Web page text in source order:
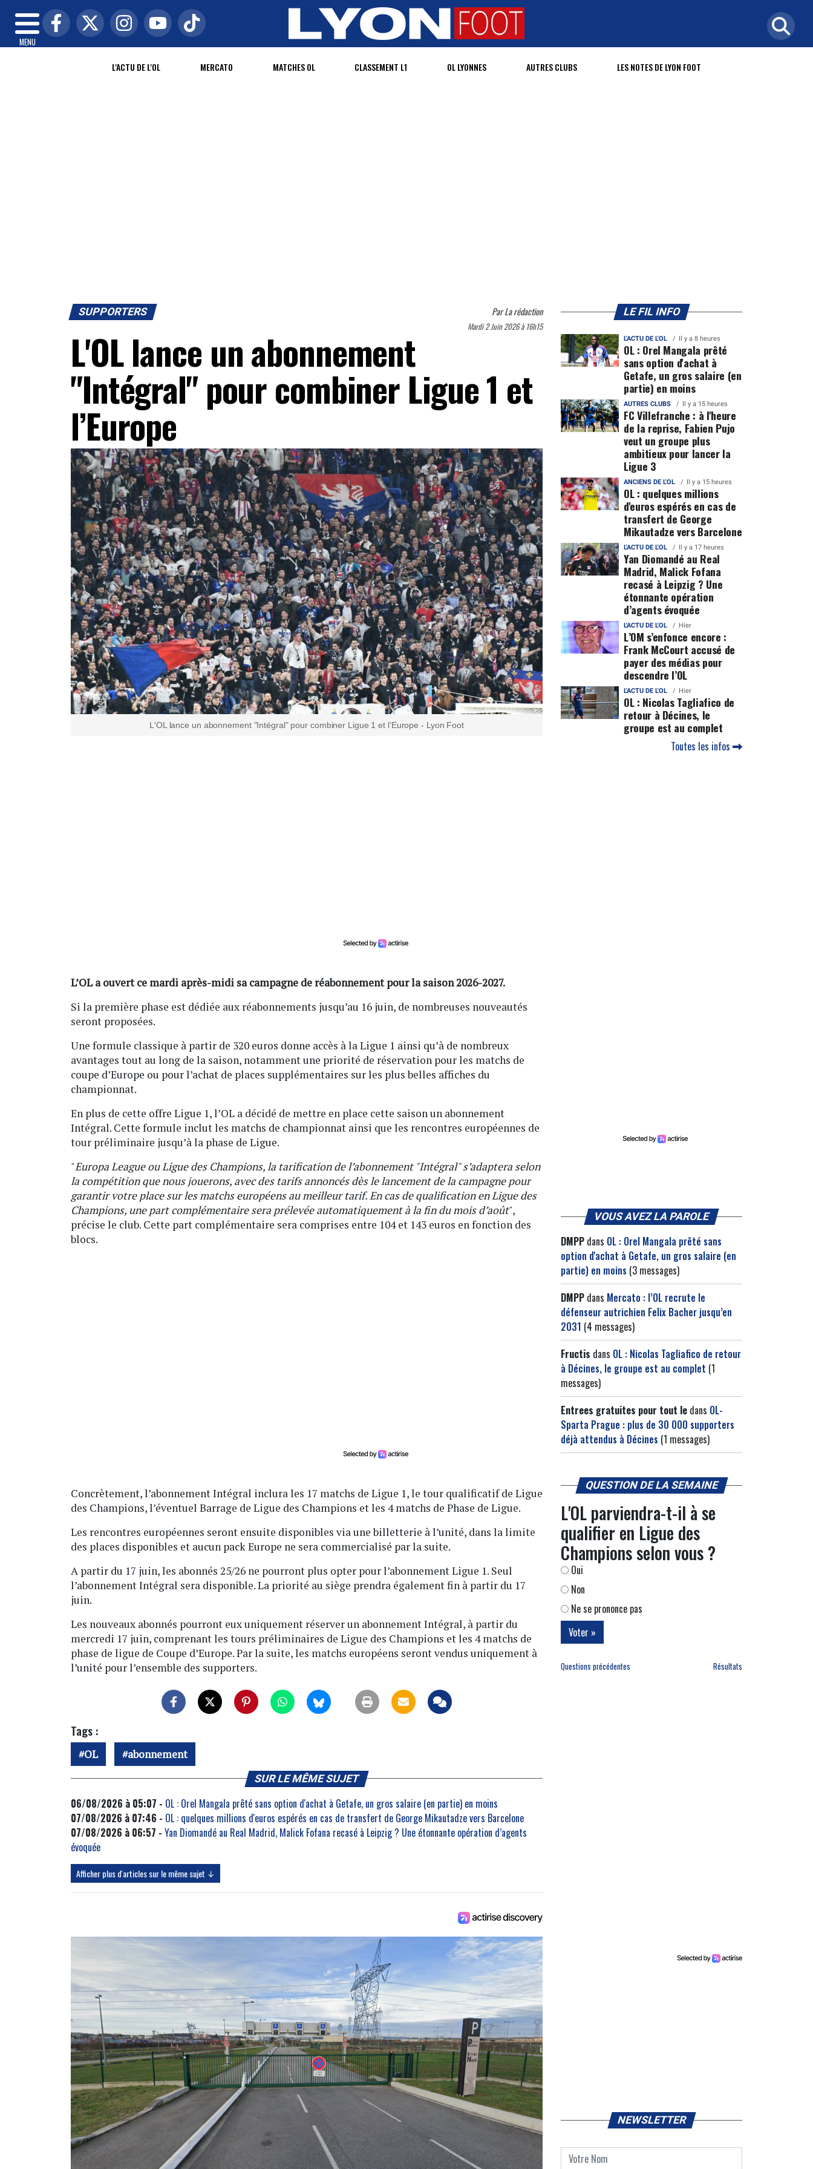
MENU
L'ACTU DE L'OL MERCATO MATCHES OL CLASSEMENT L1 OL LYONNES AUTRES CLUBS LES NOTES DE LYON FOOT
SUPPORTERS ParLa rédaction
Mardi 2 Juin 2026 à 16h15
L'OL lance un abonnement
"Intégral" pour combiner Ligue 1 et
l’Europe
L'OL lance un abonnement "Intégral" pour combiner Ligue 1 et l’Europe - Lyon Foot
L’OL a ouvert ce mardi après-midi sa campagne de réabonnement pour la saison 2026-2027.
Si la première phase est dédiée aux réabonnements jusqu’au 16 juin, de nombreuses nouveautés
seront proposées.
Une formule classique à partir de 320 euros donne accès à la Ligue 1 ainsi qu’à de nombreux
avantages tout au long de la saison, notamment une priorité de réservation pour les matchs de
coupe d’Europe ou pour l’achat de places supplémentaires sur les plus belles affiches du
championnat.
En plus de cette offre Ligue 1, l’OL a décidé de mettre en place cette saison un abonnement
Intégral. Cette formule inclut les matchs de championnat ainsi que les rencontres européennes de
tour préliminaire jusqu’à la phase de Ligue.
"Europa League ou Ligue des Champions, la tarification de l’abonnement "Intégral" s’adaptera selon
la compétition que nous jouerons, avec des tarifs annoncés dès le lancement de la campagne pour
garantir votre place sur les matchs européens au meilleur tarif. En cas de qualification en Ligue des
Champions, une part complémentaire sera prélevée automatiquement à la fin du mois d’août",
précise le club. Cette part complémentaire sera comprises entre 104 et 143 euros en fonction des
blocs.
Concrètement, l’abonnement Intégral inclura les 17 matchs de Ligue 1, le tour qualificatif de Ligue
des Champions, l’éventuel Barrage de Ligue des Champions et les 4 matchs de Phase de Ligue.
Les rencontres européennes seront ensuite disponibles via une billetterie à l’unité, dans la limite
des places disponibles et aucun pack Europe ne sera commercialisé par la suite.
A partir du 17 juin, les abonnés 25/26 ne pourront plus opter pour l’abonnement Ligue 1. Seul
l’abonnement Intégral sera disponible. La priorité au siège prendra également fin à partir du 17
juin.
Les nouveaux abonnés pourront eux uniquement réserver un abonnement Intégral, à partir du
mercredi 17 juin, comprenant les tours préliminaires de Ligue des Champions et les 4 matchs de
phase de ligue de Coupe d’Europe. Par la suite, les matchs européens seront vendus uniquement à
l’unité pour l’ensemble des supporters.
Tags :
OL abonnement
SUR LE MÊME SUJET
06/08/2026 à 05:07 - OL : Orel Mangala prêté sans option d'achat à Getafe, un gros salaire (en partie) en moins
07/08/2026 à 07:46 - OL : quelques millions d'euros espérés en cas de transfert de George Mikautadze vers Barcelone
07/08/2026 à 06:57 - Yan Diomandé au Real Madrid, Malick Fofana recasé à Leipzig ? Une étonnante opération d’agents
évoquée
Afficher plus d'articles sur le même sujet ↓
LE FIL INFO
L'ACTU DE L'OL Il y a 8 heures
OL : Orel Mangala prêté
sans option d'achat à
Getafe, un gros salaire (en
partie) en moins
AUTRES CLUBS Il y a 15 heures
FC Villefranche : à l'heure
de la reprise, Fabien Pujo
veut un groupe plus
ambitieux pour lancer la
Ligue 3
ANCIENS DE L'OL Il y a 15 heures
OL : quelques millions
d'euros espérés en cas de
transfert de George
Mikautadze vers Barcelone
L'ACTU DE L'OL Il y a 17 heures
Yan Diomandé au Real
Madrid, Malick Fofana
recasé à Leipzig ? Une
étonnante opération
d’agents évoquée
L'ACTU DE L'OL Hier
L’OM s’enfonce encore :
Frank McCourt accusé de
payer des médias pour
descendre l’OL
L'ACTU DE L'OL Hier
OL : Nicolas Tagliafico de
retour à Décines, le
groupe est au complet
Toutes les infos
VOUS AVEZ LA PAROLE
DMPP dans OL : Orel Mangala prêté sans
option d'achat à Getafe, un gros salaire (en
partie) en moins (3 messages)
DMPP dans Mercato : l’OL recrute le
défenseur autrichien Felix Bacher jusqu’en
2031 (4 messages)
Fructis dans OL : Nicolas Tagliafico de retour
à Décines, le groupe est au complet (1
messages)
Entrees gratuites pour tout le dans OL-
Sparta Prague : plus de 30 000 supporters
déjà attendus à Décines (1 messages)
QUESTION DE LA SEMAINE
L'OL parviendra-t-il à se
qualifier en Ligue des
Champions selon vous ?
Oui
Non
Ne se prononce pas
Questions précédentes Résultats
NEWSLETTER